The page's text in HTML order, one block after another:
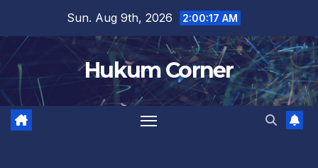
content
Sun. Aug 9th, 2026 2:00:18 AM
Hukum Corner